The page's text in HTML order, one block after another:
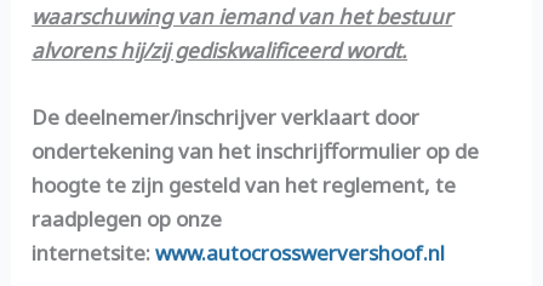
waarschuwing van iemand van het bestuur
alvorens hij/zij gediskwalificeerd wordt.
De deelnemer/inschrijver verklaart door
ondertekening van het inschrijfformulier op de
hoogte te zijn gesteld van het reglement, te
raadplegen op onze
internetsite:www.autocrosswervershoof.nl